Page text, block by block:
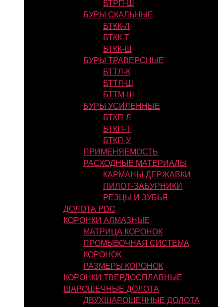
БТРП-Ш
БУРЫ СКАЛЬНЫЕ
БТКК-Л
БТКК-Т
БТКК-Ш
БУРЫ ТРАВЕРСНЫЕ
БТТЛ-К
БТТЛ-Ш
БТТМ-Ш
БУРЫ УСИЛЕННЫЕ
БТКП-Л
БТКП-Т
БТКП-У
ПРИМЕНЯЕМОСТЬ
РАСХОДНЫЕ МАТЕРИАЛЫ
КАРМАНЫ-ДЕРЖАВКИ
ПИЛОТ-ЗАБУРНИКИ
РЕЗЦЫ И ЗУБЬЯ
ДОЛОТА PDC
КОРОНКИ АЛМАЗНЫЕ
МАТРИЦА КОРОНОК
ПРОМЫВОЧНАЯ СИСТЕМА
КОРОНОК
РАЗМЕРЫ КОРОНОК
КОРОНКИ ТВЕРДОСПЛАВНЫЕ
ШАРОШЕЧНЫЕ ДОЛОТА
ДВУХШАРОШЕЧНЫЕ ДОЛОТА